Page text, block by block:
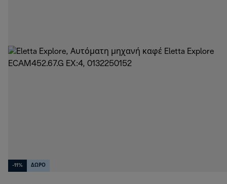
-11% ΔΩΡΟ